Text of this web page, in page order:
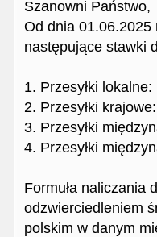
Szanowni Państwo,
Od dnia 01.06.2025
następujące stawki
1. Przesyłki lokalne:
2. Przesyłki
3. Przesyłki
4. Przesyłki
Formuła naliczania
odzwierciedleniem
polskim w danym